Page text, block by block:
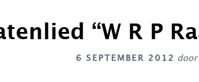
“W R P
6 SEPTEMBER 2012 door